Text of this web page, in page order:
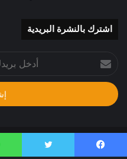
اشترك بالنشرة البريدية
بريدك
الإلكتروني
جميع الحقوق
فيسبوك
تويتر